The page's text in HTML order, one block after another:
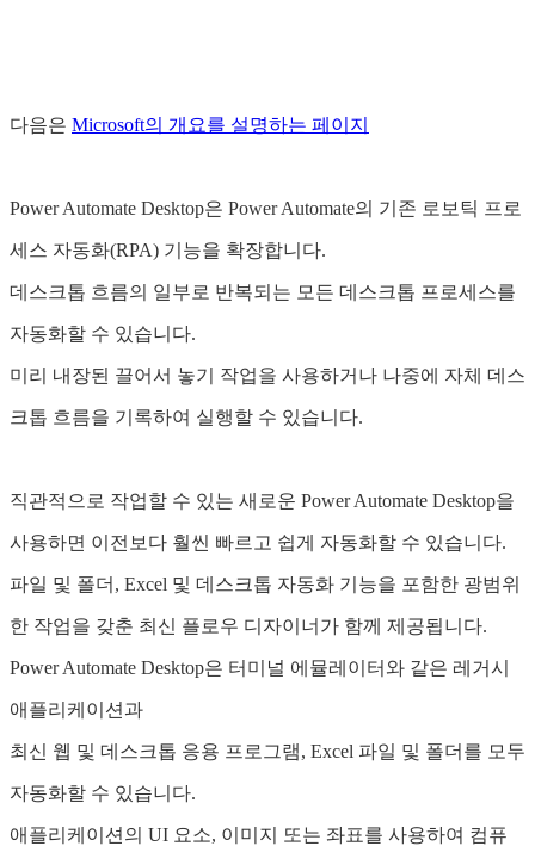
다음은 Microsoft의 개요를 설명하는 페이지
Power Automate Desktop은 Power Automate의 기존 로보틱 프로
세스 자동화(RPA) 기능을 확장합니다.
데스크톱 흐름의 일부로 반복되는 모든 데스크톱 프로세스를
자동화할 수 있습니다.
미리 내장된 끌어서 놓기 작업을 사용하거나 나중에 자체 데스
크톱 흐름을 기록하여 실행할 수 있습니다.
직관적으로 작업할 수 있는 새로운 Power Automate Desktop을
사용하면 이전보다 훨씬 빠르고 쉽게 자동화할 수 있습니다.
파일 및 폴더, Excel 및 데스크톱 자동화 기능을 포함한 광범위
한 작업을 갖춘 최신 플로우 디자이너가 함께 제공됩니다.
Power Automate Desktop은 터미널 에뮬레이터와 같은 레거시
애플리케이션과
최신 웹 및 데스크톱 응용 프로그램, Excel 파일 및 폴더를 모두
자동화할 수 있습니다.
애플리케이션의 UI 요소, 이미지 또는 좌표를 사용하여 컴퓨